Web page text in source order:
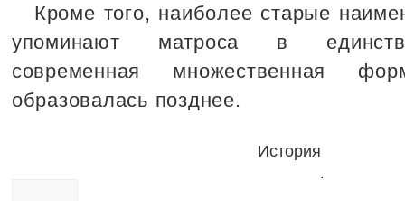
Кроме того, наиболее старые
упоминают матроса в
современная множественная
образовалась позднее.
История
.